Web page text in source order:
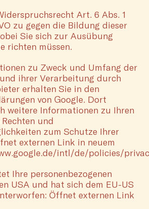
Art. 6 Abs. 1
zu gegen die Bildung dieser
Sie sich zur Ausübung
richten müssen.
zu Zweck und Umfang der
ihrer Verarbeitung durch
erhalten Sie in den
von Google. Dort
weitere Informationen zu Ihren
und
zum Schutze Ihrer
externen Link in neuem
intl/de/policies/
Ihre personenbezogenen
USA und hat sich dem EU-US
Öffnet externen Link